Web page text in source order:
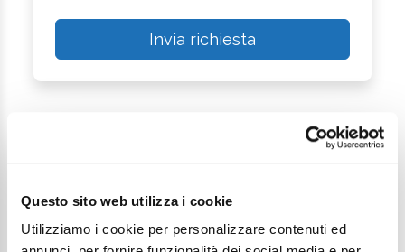
Questo sito web utilizza i cookie
Utilizziamo i cookie per personalizzare contenuti ed
Invia richiesta
Continua a esplorare